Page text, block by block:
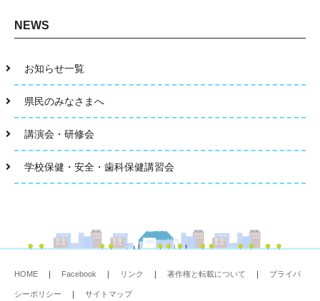
NEWS
お知らせ一覧
県民のみなさまへ
講演会・研修会
学校保健・安全・歯科保健講習会
HOME ｜ Facebook ｜ リンク ｜ 著作権と転載について ｜ プライバ
シーポリシー ｜ サイトマップ